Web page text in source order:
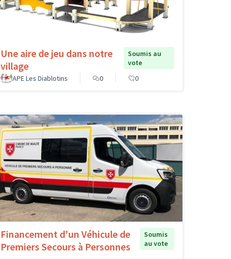
Une aire de jeu dans notre
village
Soumis au
vote
APE Les Diablotins
0 0
Financement d'un Véhicule de
Premiers Secours à Personnes
Soumis
au vote